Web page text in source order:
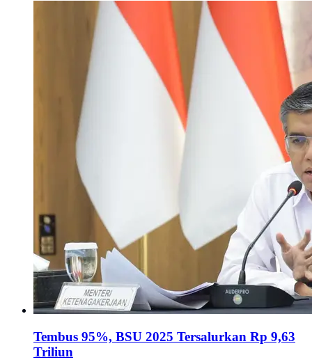
Tembus 95%, BSU 2025 Tersalurkan Rp 9,63
Triliun